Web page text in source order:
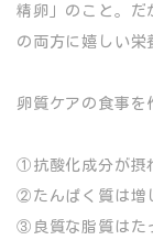
精卵」のこと。だ
の両方に嬉しい栄
卵質ケアの食事を
①抗酸化成分が摂
②たんぱく質は増
③良質な脂質はた